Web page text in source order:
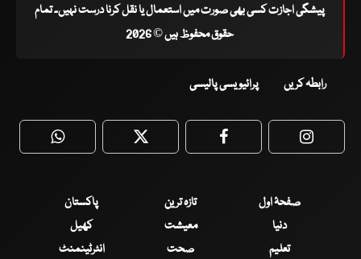
پیشگی اجازت کسی بھی صورت میں استعمال یا نقل کرنا درست نہیں۔ تمام
حقوق محفوظ ہیں © 2026
رابطہ کریں پرائیویسی پالیسی
WhatsApp Twitter Facebook
صفحۂ اول تازہ ترین
پاکستان
دنیا
معیشت
کھیل
تعلیم
صحت
انٹرٹینمنٹ